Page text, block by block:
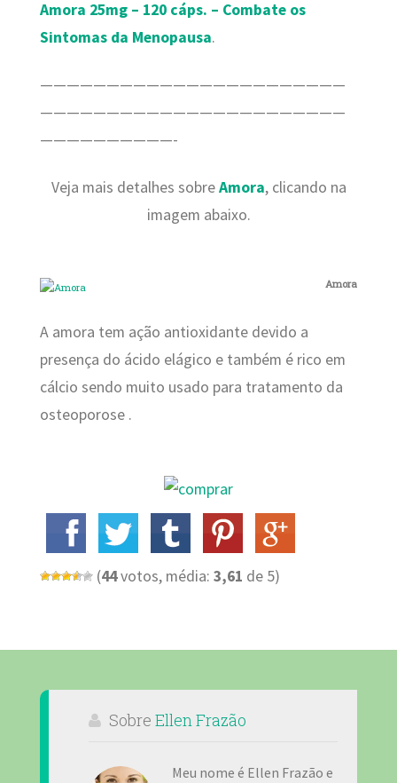
Amora 25mg – 120 cáps. – Combate os
Sintomas da Menopausa.
———————————————————————
———————————————————————
——————————-
Veja mais detalhes sobreAmora, clicando na
imagem abaixo.
Amora
A amora tem ação antioxidante devido a
presença do ácido elágico e também é rico em
cálcio sendo muito usado para tratamento da
osteoporose .
(44votos, média: 3,61 de 5)
Sobre Ellen Frazão
Meu nome é Ellen Frazão e